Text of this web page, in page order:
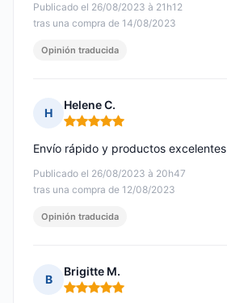
Publicado el 26/08/2023 à 21h12
tras una compra de 14/08/2023
Opinión traducida
H
Helene C.
Nota: 5 de 5
Publicado el 26/08/2023 à 20h47
tras una compra de 12/08/2023
Envío rápido y productos excelentes
Opinión traducida
B
Brigitte M.
Nota: 5 de 5